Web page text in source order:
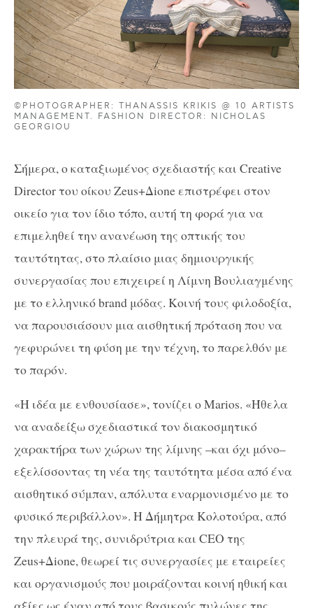
©PHOTOGRAPHER: THANASSIS KRIKIS @ 10 ARTISTS
MANAGEMENT. FASHION DIRECTOR: NICHOLAS
GEORGIOU
Σήμερα, ο καταξιωμένος σχεδιαστής και Creative
Director του οίκου Zeus+Δione επιστρέφει στον
οικείο για τον ίδιο τόπο, αυτή τη φορά για να
επιμεληθεί την ανανέωση της οπτικής του
ταυτότητας, στο πλαίσιο μιας δημιουργικής
συνεργασίας που επιχειρεί η Λίμνη Βουλιαγμένης
με το ελληνικό brand μόδας. Κοινή τους φιλοδοξία,
να παρουσιάσουν μια αισθητική πρόταση που να
γεφυρώνει τη φύση με την τέχνη, το παρελθόν με
το παρόν.
«Η ιδέα με ενθουσίασε», τονίζει ο Marios. «Ήθελα
να αναδείξω σχεδιαστικά τον διακοσμητικό
χαρακτήρα των χώρων της λίμνης –και όχι μόνο–
εξελίσσοντας τη νέα της ταυτότητα μέσα από ένα
αισθητικό σύμπαν, απόλυτα εναρμονισμένο με το
φυσικό περιβάλλον». Η Δήμητρα Κολοτούρα, από
την πλευρά της, συνιδρύτρια και CEO της
Zeus+Δione, θεωρεί τις συνεργασίες με εταιρείες
και οργανισμούς που μοιράζονται κοινή ηθική και